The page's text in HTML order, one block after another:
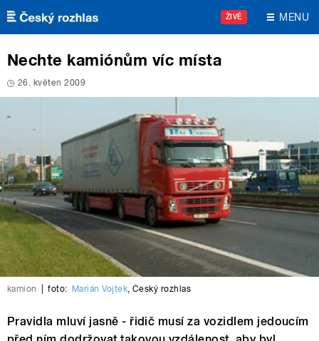
Přejít k hlavnímu obsahu
ŽIVĚ MENU
Nechte kamiónům víc místa
26. květen 2009
kamion foto: Marián Vojtek, Český rozhlas
Pravidla mluví jasně - řidič musí za vozidlem jedoucím